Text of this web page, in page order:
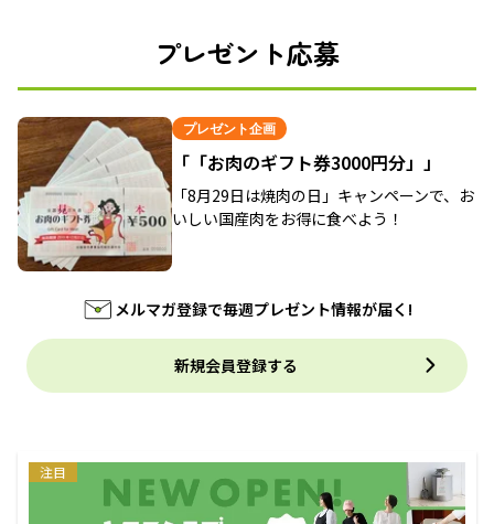
プレゼント応募
プレゼント企画
「「お肉のギフト券3000円分」」
「8月29日は焼肉の日」キャンペーンで、お
いしい国産肉をお得に食べよう！
メルマガ登録で毎週プレゼント情報が届く!
新規会員登録する
注目